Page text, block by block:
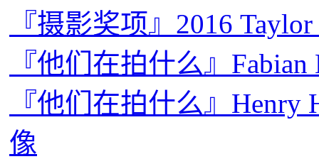
『摄影奖项』2016
『他们在拍什么』
『他们在拍什么』Henry
像